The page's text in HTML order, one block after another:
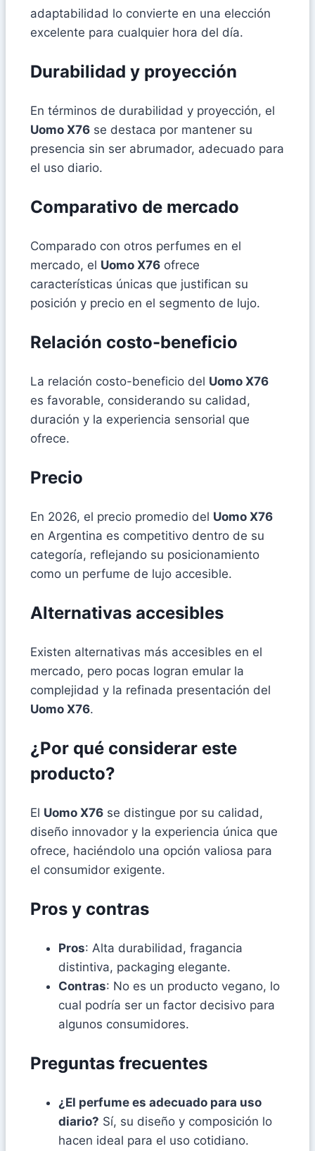
adaptabilidad lo convierte en una elección
excelente para cualquier hora del día.
Durabilidad y proyección
En términos de durabilidad y proyección, el
Uomo X76 se destaca por mantener su
presencia sin ser abrumador, adecuado para
el uso diario.
Comparativo de mercado
Comparado con otros perfumes en el
mercado, el Uomo X76 ofrece
características únicas que justifican su
posición y precio en el segmento de lujo.
Relación costo-beneficio
La relación costo-beneficio del Uomo X76
es favorable, considerando su calidad,
duración y la experiencia sensorial que
ofrece.
Precio
En 2026, el precio promedio del Uomo X76
en Argentina es competitivo dentro de su
categoría, reflejando su posicionamiento
como un perfume de lujo accesible.
Alternativas accesibles
Existen alternativas más accesibles en el
mercado, pero pocas logran emular la
complejidad y la refinada presentación del
Uomo X76.
¿Por qué considerar este
producto?
El Uomo X76 se distingue por su calidad,
diseño innovador y la experiencia única que
ofrece, haciéndolo una opción valiosa para
el consumidor exigente.
Pros y contras
Pros: Alta durabilidad, fragancia
distintiva, packaging elegante.
Contras: No es un producto vegano, lo
cual podría ser un factor decisivo para
algunos consumidores.
Preguntas frecuentes
¿El perfume es adecuado para uso
diario? Sí, su diseño y composición lo
hacen ideal para el uso cotidiano.